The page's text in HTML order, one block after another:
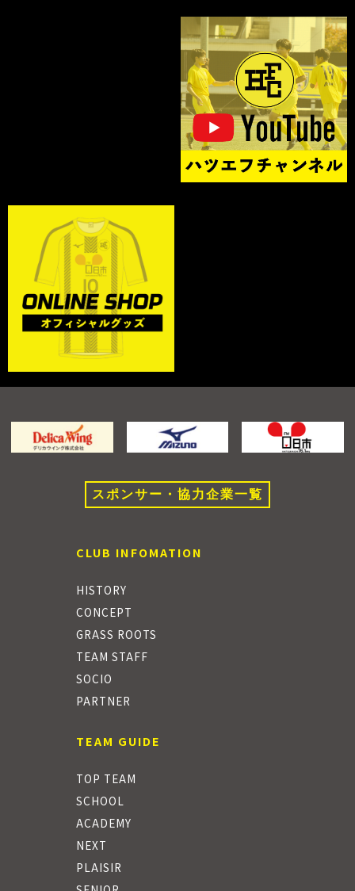
スポンサー・協力企業一覧
CLUB INFOMATION
HISTORY
CONCEPT
GRASS ROOTS
TEAM STAFF
SOCIO
PARTNER
TEAM GUIDE
TOP TEAM
SCHOOL
ACADEMY
NEXT
PLAISIR